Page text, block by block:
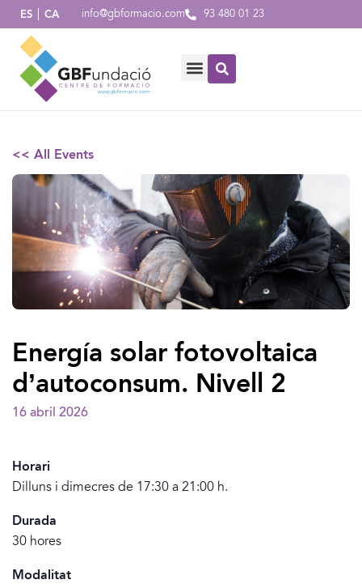
ES CA info@gbformacio.com 93 480 01 23
<< All Events
Energía solar fotovoltaica
d’autoconsum. Nivell 2
16 abril 2026
Horari
Dilluns i dimecres de 17:30 a 21:00 h.
Durada
30 hores
Modalitat